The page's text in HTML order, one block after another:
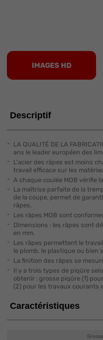
IMAGES HD
Descriptif
LA QUALITÉ DE LA
ans le leader européen des
L'acier des râpes est moins
travail efficace sur les
A chaque coulée MOB vérifie
La maîtrise parfaite de la
de la coupe, permet de
râpes.
Les râpes MOB sont
Dimensions : les râpes sont
en mm.
Les râpes permettent le
le plomb, le plastique ou bien
La finition des râpes se
Il y a trois types de piqûre
obtenir : grosse piqûre (1)
(2) pour les travaux courants
Caractéristiques